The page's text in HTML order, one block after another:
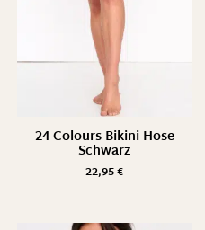
24 Colours Bikini Hose
Schwarz
22,95€